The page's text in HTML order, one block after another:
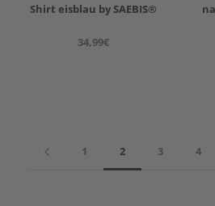
Shirt eisblau by SAEBIS®
34,99€
1 2 3 4